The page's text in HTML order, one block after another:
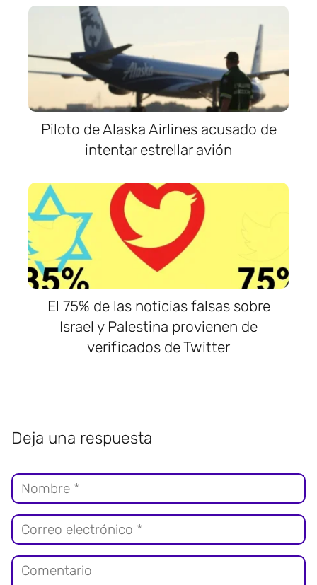
Piloto de Alaska Airlines acusado de
intentar estrellar avión
El 75% de las noticias falsas sobre
Israel y Palestina provienen de
verificados de Twitter
Deja una respuesta